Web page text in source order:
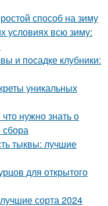
способ на зиму
условиях всю зиму:
и посадке клубники:
уникальных
нужно знать о
сбора
тыквы: лучшие
для открытого
сорта 2024